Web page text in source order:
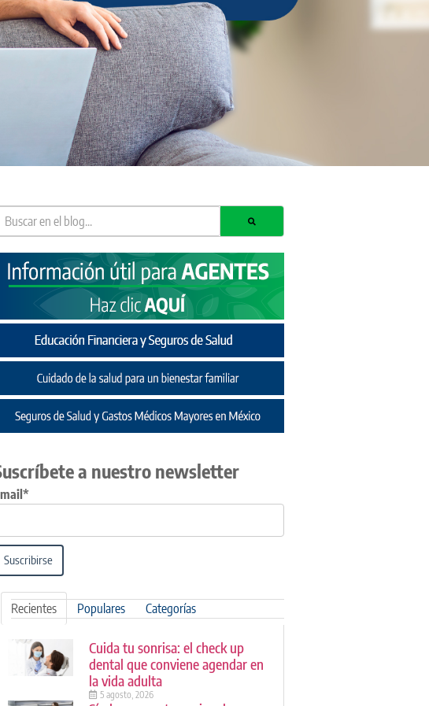
a nuestro newsletter
Suscribirse
Recientes Populares Categorías
Cuida tu sonrisa: el check up
dental que conviene agendar en
la vida adulta
5 agosto, 2026